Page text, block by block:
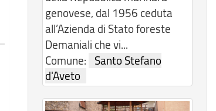
genovese, dal 1956 ceduta
all’Azienda di Stato foreste
Demaniali che vi...
Comune:
Santo Stefano
d'Aveto